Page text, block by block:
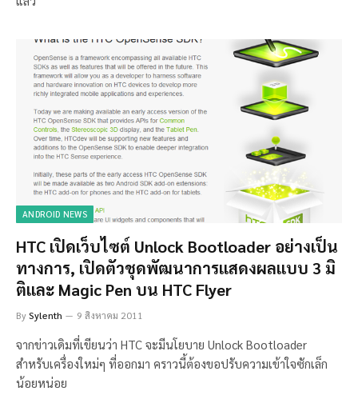
ANDROID NEWS
HTC เปิดเว็บไซต์ Unlock Bootloader อย่างเป็น
ทางการ, เปิดตัวชุดพัฒนาการเเสดงผลเเบบ 3 มิ
ติเเละ Magic Pen บน HTC Flyer
BySylenth 9 สิงหาคม 2011
จากข่าวเดิมที่เขียนว่า HTC จะมีนโยบาย Unlock Bootloader
สำหรับเครื่องใหม่ๆ ที่ออกมา คราวนี้ต้องขอปรับความเข้าใจซักเล็ก
น้อยหน่อย